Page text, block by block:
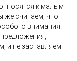
к малым
же считаем, что
внимания.
и не заставляем